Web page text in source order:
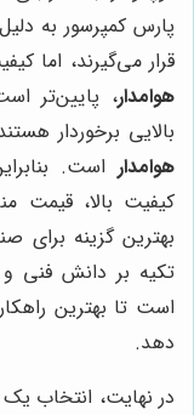
پارس کمپرسور به
قرار می‌گیرند، اما
هوامدار، پایین‌تر
بالایی برخوردار
هوامدار است.
کیفیت بالا،
بهترین گزینه
تکیه بر دانش فنی
است تا بهترین
دهد.
در نهایت، انتخاب